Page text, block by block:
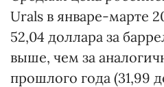
Urals в январе-марте
52,04 доллара за
выше, чем за
прошлого года (31,99